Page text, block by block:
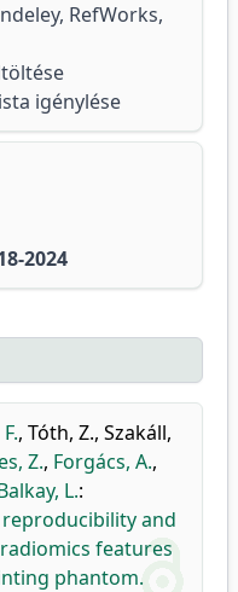
RefWorks,
igénylése
2024
, Tóth, Z., Szakáll,
Z., Forgács, A.,
L.:
and
features
phantom.